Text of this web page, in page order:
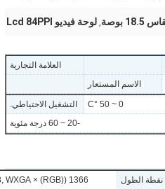
, لوحة فيديو Lcd 84PPI
العلامة التجارية
LC185EXN-
نموذج اللوحة
a-Si TFT-LCD ،
LCM نوع اللوحة
الاسم المستعار
للنموذج
التشغيل الاحتياطي. 0 ~ 50 °C
-20 ~ 60 درجة مئوية
1366 ((RGB) × 768, WXGA نقطة الطول